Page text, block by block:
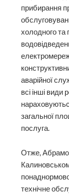
прибирання
холодного та
аварійної
всі інші види
загальної
послуга.
Отже,
технічне